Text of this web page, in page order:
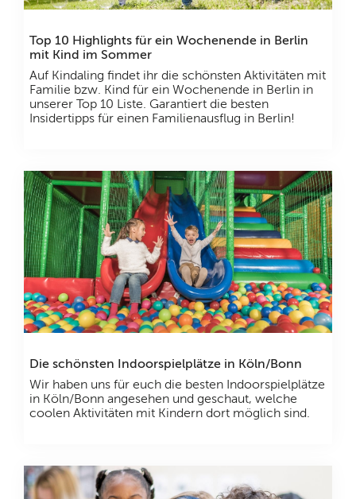
Top 10 Highlights für ein Wochenende in Berlin
mit Kind im Sommer
Auf Kindaling findet ihr die schönsten Aktivitäten mit
Familie bzw. Kind für ein Wochenende in Berlin in
unserer Top 10 Liste. Garantiert die besten
Insidertipps für einen Familienausflug in Berlin!
Die schönsten Indoorspielplätze in Köln/Bonn
Wir haben uns für euch die besten Indoorspielplätze
in Köln/Bonn angesehen und geschaut, welche
coolen Aktivitäten mit Kindern dort möglich sind.